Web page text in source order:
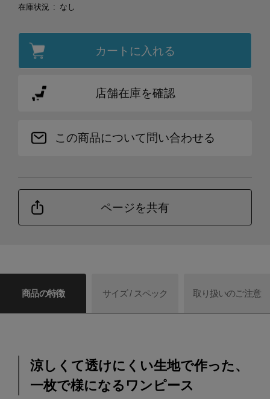
在庫状況
なし
カートに入れる
店舗在庫を確認
この商品について問い合わせる
ページを共有
商品の特徴 サイズ / スペック 取り扱いのご注意
涼しくて透けにくい生地で作った、
一枚で様になるワンピース